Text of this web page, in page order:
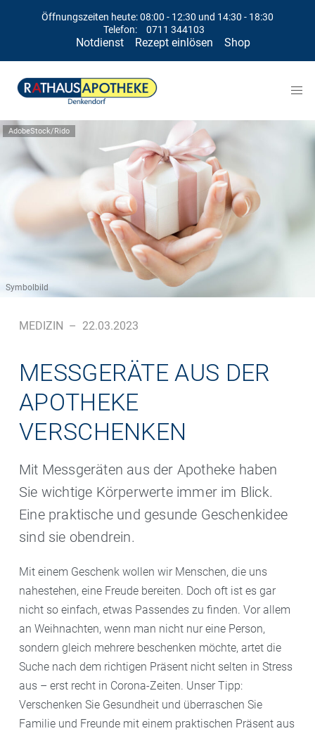
Öffnungszeiten heute: 08:00 - 12:30 und 14:30 - 18:30
Telefon:
0711 344103
Notdienst Rezept einlösen Shop
AdobeStock/Rido
Symbolbild
MEDIZIN – 22.03.2023
MESSGERÄTE AUS DER
APOTHEKE
VERSCHENKEN
Mit Messgeräten aus der Apotheke haben
Sie wichtige Körperwerte immer im Blick.
Eine praktische und gesunde Geschenkidee
sind sie obendrein.
Mit einem Geschenk wollen wir Menschen, die uns
nahestehen, eine Freude bereiten. Doch oft ist es gar
nicht so einfach, etwas Passendes zu finden. Vor allem
an Weihnachten, wenn man nicht nur eine Person,
sondern gleich mehrere beschenken möchte, artet die
Suche nach dem richtigen Präsent nicht selten in Stress
aus – erst recht in Corona-Zeiten. Unser Tipp:
Verschenken Sie Gesundheit und überraschen Sie
Familie und Freunde mit einem praktischen Präsent aus